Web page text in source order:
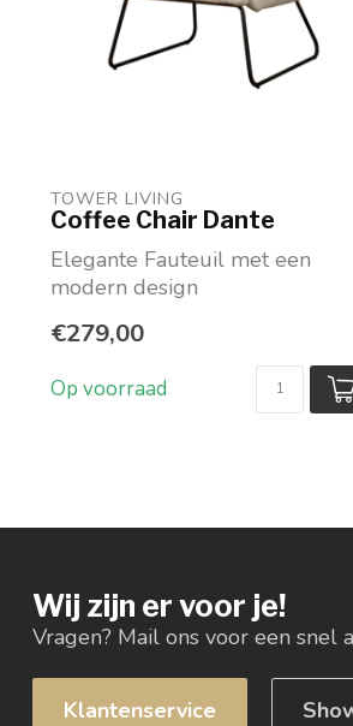
TOWER LIVING
Coffee Chair Dante
Elegante Fauteuil met een
modern design
Teddy stof...
€279,00
Op voorraad
Wij zijn er voor je!
Vragen? Mail ons voor een snel
Klantenservice